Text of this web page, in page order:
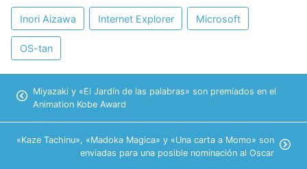
Inori Aizawa Internet Explorer Microsoft
OS-tan
Miyazaki y «El Jardín de las palabras» son premiados en el
Animation Kobe Award
«Kaze Tachinu», «Madoka Magica» y «Una carta a Momo» son
enviadas para una posible nominación al Oscar